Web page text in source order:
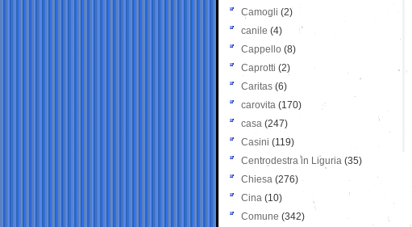
Camogli (2)
canile (4)
Cappello (8)
Caprotti (2)
Caritas (6)
carovita (170)
casa (247)
Casini (119)
Centrodestra in Liguria (35)
Chiesa (276)
Cina (10)
Comune (342)